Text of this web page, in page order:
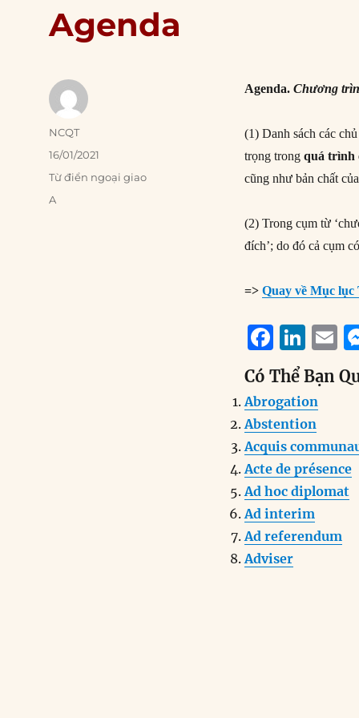
Agenda
Agenda.Chương
(1) Danh sách các
trọng trongquá trình
cũng như bản chất
(2) Trong cụm từ
đích’; do đó cả cụm
=>Quay về Mục lục
F
a
c
e
b
o
o
k
Li
n
k
e
d
I
n
E
m
Có Thể Bạn
Abrogation
Abstention
Acquis
Acte de présence
Ad hoc diplomat
Ad interim
Ad referendum
Adviser
Author
NCQT
Posted
on
16/01/2021
Categories
Từ điển ngoại giao
Tags
A